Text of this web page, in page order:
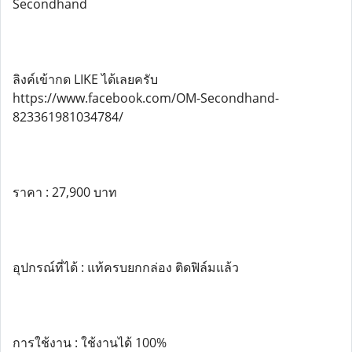
Secondhand
ลิงค์เข้ากด LIKE ได้เลยครับ
https://www.facebook.com/OM-Secondhand-
823361981034784/
ราคา : 27,900 บาท
อุปกรณ์ที่ได้ : แท้ครบยกกล่อง ติดฟิล์มแล้ว
การใช้งาน : ใช้งานได้ 100%